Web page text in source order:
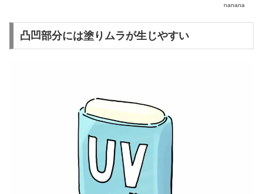
nanana
凸凹部分には塗りムラが生じやすい